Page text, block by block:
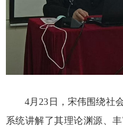
4月23日， 宋伟围绕社
系统讲解了其理论渊源、